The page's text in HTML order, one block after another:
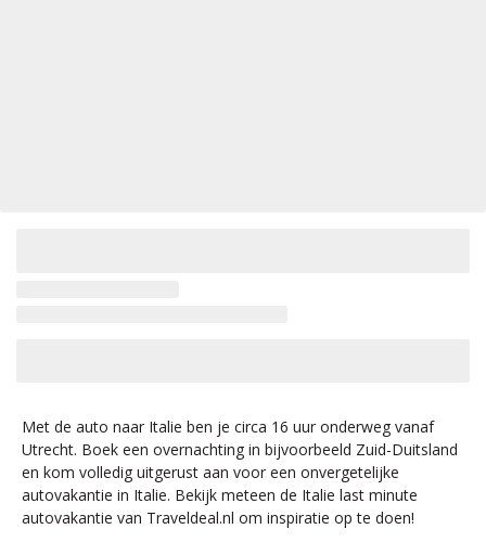
Met de auto naar Italie ben je circa 16 uur onderweg vanaf
Utrecht. Boek een overnachting in bijvoorbeeld Zuid-Duitsland
en kom volledig uitgerust aan voor een onvergetelijke
autovakantie in Italie. Bekijk meteen de Italie last minute
autovakantie van Traveldeal.nl om inspiratie op te doen!